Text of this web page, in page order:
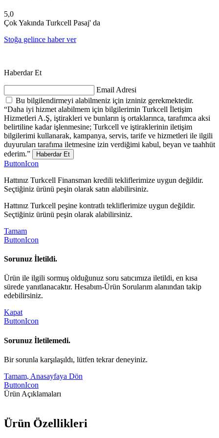
5,0
Çok Yakında Turkcell Pasaj' da
Stoğa gelince haber ver
Haberdar Et
Email Adresi
Bu bilgilendirmeyi alabilmeniz için izniniz gerekmektedir.
“Daha iyi hizmet alabilmem için bilgilerimin Turkcell İletişim
Hizmetleri A.Ş, iştirakleri ve bunların iş ortaklarınca, tarafımca aksi
belirtiline kadar işlenmesine; Turkcell ve iştiraklerinin iletişim
bilgilerimi kullanarak, kampanya, servis, tarife ve hizmetleri ile ilgili
duyuruları tarafıma iletmesine izin verdiğimi kabul, beyan ve taahhüt
ederim.”
Haberdar Et
ButtonIcon
Hattınız Turkcell Finansman kredili tekliflerimize uygun değildir.
Seçtiğiniz ürünü peşin olarak satın alabilirsiniz.
Hattınız Turkcell peşine kontratlı tekliflerimize uygun değildir.
Seçtiğiniz ürünü peşin olarak alabilirsiniz.
Tamam
ButtonIcon
Sorunuz İletildi.
Ürün ile ilgili sormuş olduğunuz soru satıcımıza iletildi, en kısa
sürede yanıtlanacaktır. Hesabım-Ürün Sorularım alanından takip
edebilirsiniz.
Kapat
ButtonIcon
Sorunuz İletilemedi.
Bir sorunla karşılaşıldı, lütfen tekrar deneyiniz.
Tamam, Anasayfaya Dön
ButtonIcon
Ürün Açıklamaları
Ürün Özellikleri